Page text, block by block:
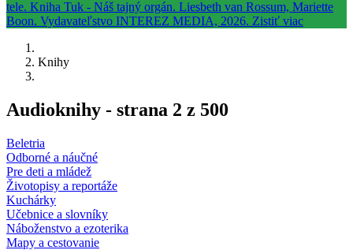
Knihy
Audioknihy - strana 2 z 500
Beletria
Odborné a náučné
Pre deti a mládež
Životopisy a reportáže
Kuchárky
Učebnice a slovníky
Náboženstvo a ezoterika
Mapy a cestovanie